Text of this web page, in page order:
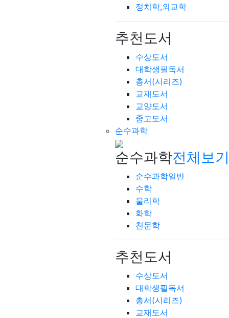
정치학,외교학
추천도서
수상도서
대학생필독서
총서(시리즈)
교재도서
교양도서
중고도서
순수과학
순수과학전체보
순수과학일반
수학
물리학
화학
천문학
추천도서
수상도서
대학생필독서
총서(시리즈)
교재도서